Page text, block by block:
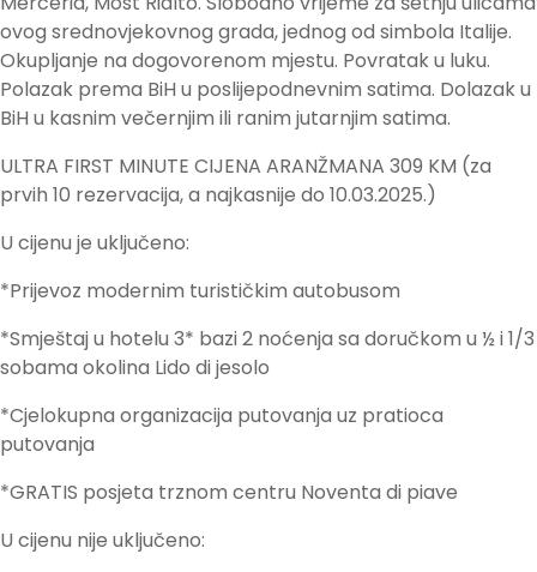
ovog srednovjekovnog grada, jednog od simbola Italije.
Okupljanje na dogovorenom mjestu. Povratak u luku.
Polazak prema BiH u poslijepodnevnim satima. Dolazak u
BiH u kasnim večernjim ili ranim jutarnjim satima.
ULTRA FIRST MINUTE CIJENA ARANŽMANA 309 KM (za
prvih 10 rezervacija, a najkasnije do 10.03.2025.)
U cijenu je uključeno:
*Prijevoz modernim turističkim autobusom
*Smještaj u hotelu 3* bazi 2 noćenja sa doručkom u ½ i 1/3
sobama okolina Lido di jesolo
*Cjelokupna organizacija putovanja uz pratioca
putovanja
*GRATIS posjeta trznom centru Noventa di piave
U cijenu nije uključeno: